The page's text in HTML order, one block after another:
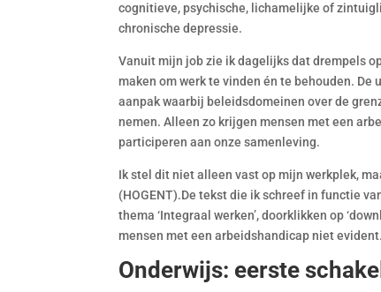
cognitieve, psychische, lichamelijke of
chronische depressie.
Vanuit mijn job zie ik dagelijks dat drempels
maken om werk te vinden én te behouden.
aanpak waarbij beleidsdomeinen over de
nemen. Alleen zo krijgen mensen met een
participeren aan onze samenleving.
Ik stel dit niet alleen vast op mijn werkplek,
(HOGENT).De tekst die ik schreef in functie
thema ‘Integraal werken’, doorklikken op
mensen met een arbeidshandicap niet evident.
Onderwijs: eerste